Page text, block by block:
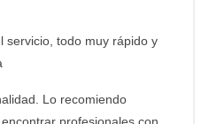
servicio, todo muy rápido y
Lo recomiendo